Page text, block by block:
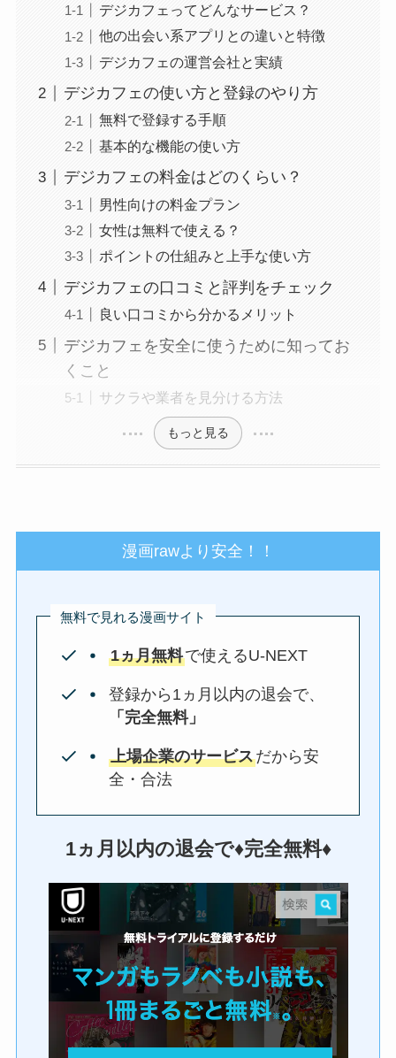
デジカフェってどんなサービス？
他の出会い系アプリとの違いと特徴
デジカフェの運営会社と実績
デジカフェの使い方と登録のやり方
無料で登録する手順
基本的な機能の使い方
デジカフェの料金はどのくらい？
男性向けの料金プラン
女性は無料で使える？
ポイントの仕組みと上手な使い方
デジカフェの口コミと評判をチェック
良い口コミから分かるメリット
デジカフェを安全に使うために知ってお
くこと
サクラや業者を見分ける方法
もっと見る
漫画rawより安全！！
無料で見れる漫画サイト
1ヵ月無料で使えるU-NEXT
登録から1ヵ月以内の退会で、
「完全無料」
上場企業のサービスだから安
全・合法
1ヵ月以内の退会で♦︎完全無料♦︎